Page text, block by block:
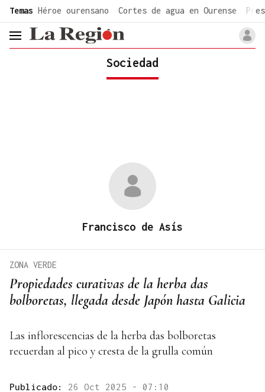
common.go-to-content
Temas Héroe ourensano Cortes de agua en Ourense
header.menu.open
Sociedad
Francisco de Asís
Propiedades curativas de la herba das
bolboretas, llegada desde Japón hasta Galicia
ZONA VERDE
Las inflorescencias de la herba das bolboretas
recuerdan al pico y cresta de la grulla común
Publicado: 26 Oct 2025 - 07:10